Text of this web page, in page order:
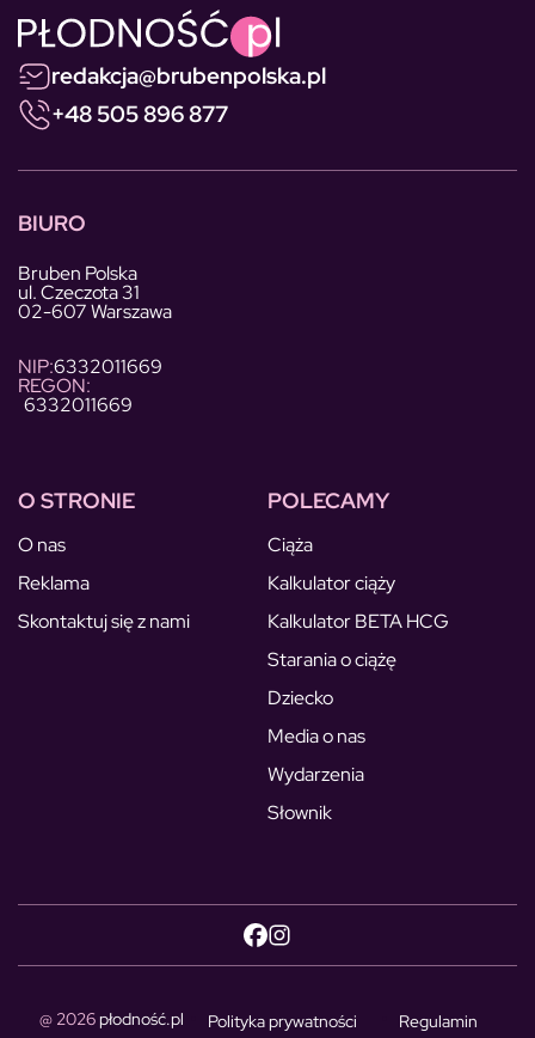
redakcja@brubenpolska.pl
+48 505 896 877
BIURO
Bruben Polska
ul. Czeczota 31
02-607 Warszawa
NIP:6332011669
REGON:
6332011669
O STRONIE
O nas
Reklama
Skontaktuj się z nami
POLECAMY
Ciąża
Kalkulator ciąży
Kalkulator BETA HCG
Starania o ciążę
Dziecko
Media o nas
Wydarzenia
Słownik
@ 2026płodność.pl Polityka prywatności
Regulamin